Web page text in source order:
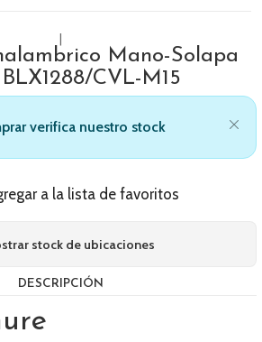
Mano-Solapa
CVL-M15
verifica nuestro stock
a la lista de favoritos
stock de ubicaciones
DESCRIPCIÓN